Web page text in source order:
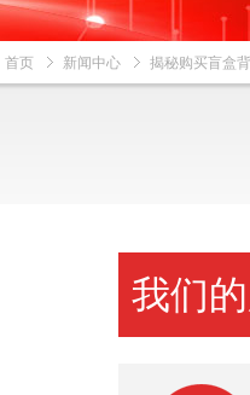
首页 新闻中心 揭秘购买盲盒
我们